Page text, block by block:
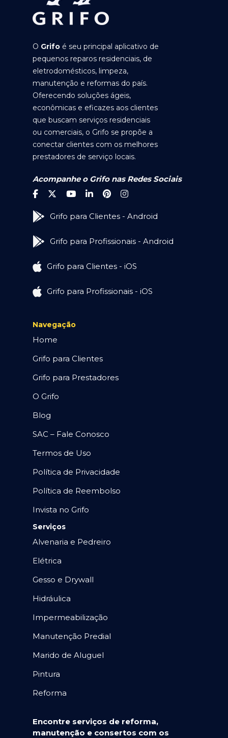
O Grifo é seu principal aplicativo de
pequenos reparos residenciais, de
eletrodomésticos, limpeza,
manutenção e reformas do país.
Oferecendo soluções ágeis,
econômicas e eficazes aos clientes
que buscam serviços residenciais
ou comerciais, o Grifo se propõe a
conectar clientes com os melhores
prestadores de serviço locais.
Acompanhe o Grifo nas Redes Sociais
Grifo para Clientes - Android
Grifo para Profissionais - Android
Grifo para Clientes - iOS
Grifo para Profissionais - iOS
Navegação
Home
Grifo para Clientes
Grifo para Prestadores
O Grifo
Blog
SAC – Fale Conosco
Termos de Uso
Política de Privacidade
Política de Reembolso
Invista no Grifo
Serviços
Alvenaria e Pedreiro
Elétrica
Gesso e Drywall
Hidráulica
Impermeabilização
Manutenção Predial
Marido de Aluguel
Pintura
Reforma
Encontre serviços de reforma,
manutenção e consertos com os